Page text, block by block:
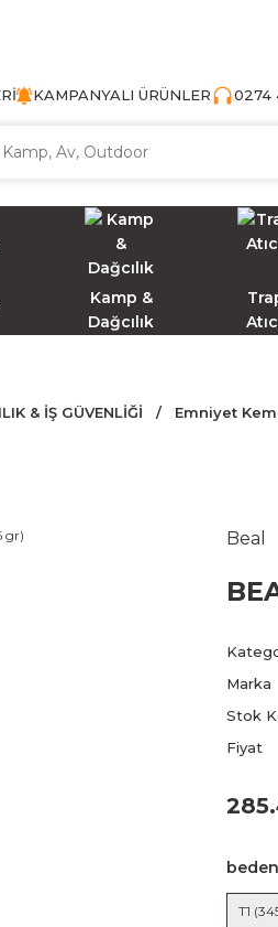
KAMPANYALI ÜRÜNLER 0274
Kamp &
Dağcılık
& İŞ GÜVENLİĞİ Emniyet
Beal
Marka
Stok
Fiyat
beden
T1